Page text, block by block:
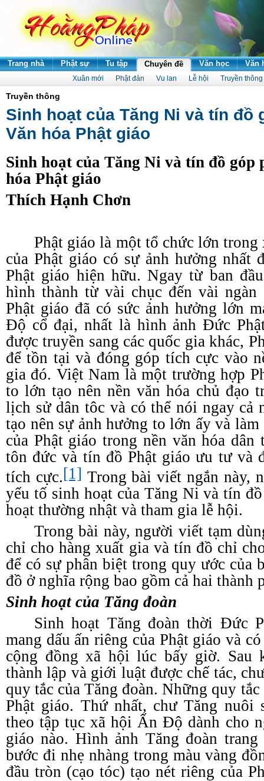
Trang nhà Phật sự Tu tập Chuyên đề Văn học Văn
Xuân mới Phật đản Vu lan Lễ hội Truyền thông
Truyền thông
Sinh hoạt của Tăng Ni và tín đồ
Văn hóa Phật giáo
Sinh hoạt của Tăng Ni và tín đồ góp
hóa Phật giáo
Thích Hạnh Chơn
Phật giáo là một tổ chức lớn trong
của Phật giáo có sự ảnh hưởng nhất
Phật giáo hiện hữu. Ngay từ ban
hình thành từ vài chục đến vài
Phật giáo đã có sức ảnh hưởng lớn
Độ cổ đại, nhất là hình ảnh Đức
được truyền sang các quốc gia khác,
để tồn tại và đóng góp tích cực vào
gia đó. Việt Nam là một trường hợp
to lớn tạo nên nền văn hóa chủ đạo
lịch sử dân tôc và có thể nói ngay cả
tạo nên sự ảnh hưởng to lớn ấy và
của Phật giáo trong nền văn hóa
tôn đức và tín đồ Phật giáo ưu tư và
tích cực.[1] Trong bài viết ngắn này,
yếu tố sinh hoạt của Tăng Ni và tín
hoạt thường nhật và tham gia lễ hội.
Trong bài này, người viết tạm
chỉ cho hàng xuất gia và tín đồ chỉ
để có sự phân biệt trong quy ước
đồ ở nghĩa rộng bao gồm cả hai thành
Sinh hoạt của Tăng đoàn
Sinh hoạt Tăng đoàn thời Đức
mang dấu ấn riêng của Phật giáo và
cộng đồng xã hội lúc bấy giờ. Sau
thành lập và giới luật được chế tác,
quy tắc của Tăng đoàn. Những quy
Phật giáo. Thứ nhất, chư Tăng nuôi
theo tập tục xã hội Ấn Độ dành cho
giáo nào. Hình ảnh Tăng đoàn
bước đi nhẹ nhàng trong màu vàng
đầu tròn (cạo tóc) tạo nét riêng của